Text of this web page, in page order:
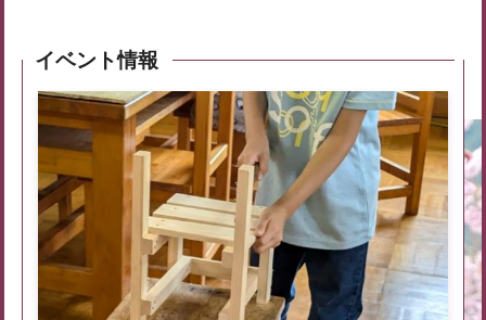
イベント情報